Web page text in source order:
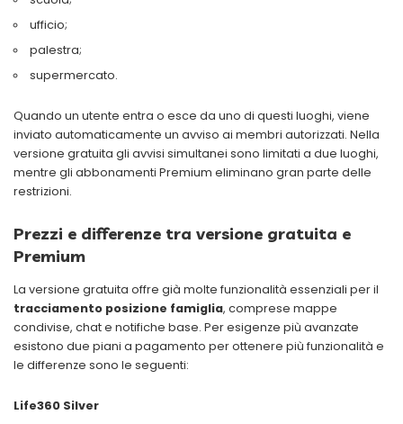
ufficio;
palestra;
supermercato.
Quando un utente entra o esce da uno di questi luoghi, viene
inviato automaticamente un avviso ai membri autorizzati. Nella
versione gratuita gli avvisi simultanei sono limitati a due luoghi,
mentre gli abbonamenti Premium eliminano gran parte delle
restrizioni.
Prezzi e differenze tra versione gratuita e
Premium
La versione gratuita offre già molte funzionalità essenziali per il
tracciamento posizione famiglia, comprese mappe
condivise, chat e notifiche base. Per esigenze più avanzate
esistono due piani a pagamento per ottenere più funzionalità e
le differenze sono le seguenti:
Life360 Silver